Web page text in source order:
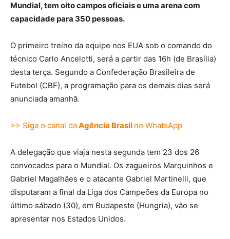
Mundial, tem oito campos oficiais e uma arena com
capacidade para 350 pessoas.
O primeiro treino da equipe nos EUA sob o comando do
técnico Carlo Ancelotti, será a partir das 16h (de Brasília)
desta terça. Segundo a Confederação Brasileira de
Futebol (CBF), a programação para os demais dias será
anunciada amanhã.
>> Siga o canal daAgência Brasil no WhatsApp
A delegação que viaja nesta segunda tem 23 dos 26
convocados para o Mundial. Os zagueiros Marquinhos e
Gabriel Magalhães e o atacante Gabriel Martinelli, que
disputaram a final da Liga dos Campeões da Europa no
último sábado (30), em Budapeste (Hungria), vão se
apresentar nos Estados Unidos.